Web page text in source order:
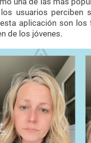
usuarios perciben
aplicación son los
de los jóvenes.